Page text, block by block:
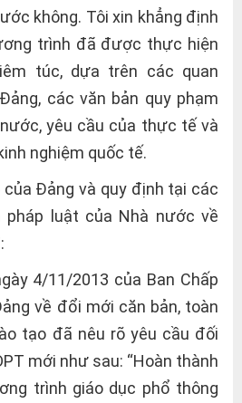
không. Tôi xin khẳng định
trình đã được thực hiện
túc, dựa trên các quan
các văn bản quy phạm
yêu cầu của thực tế và
nghiệm quốc tế.
Đảng và quy định tại các
pháp luật của Nhà nước về
4/11/2013 của Ban Chấp
về đổi mới căn bản, toàn
tạo đã nêu rõ yêu cầu đối
mới như sau: “Hoàn thành
trình giáo dục phổ thông